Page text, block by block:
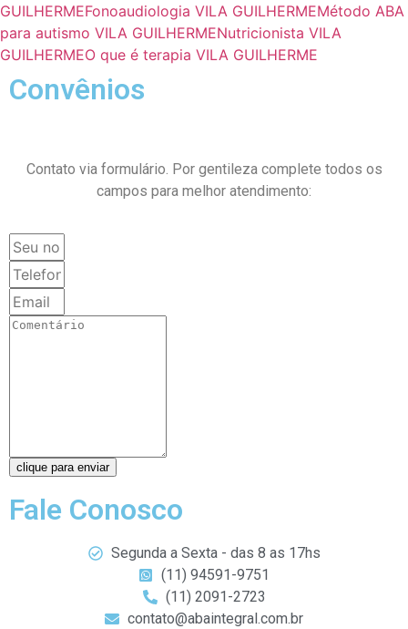
GUILHERMEFonoaudiologia VILA GUILHERMEMétodo ABA
para autismo VILA GUILHERMENutricionista VILA
GUILHERMEO que é terapia VILA GUILHERME
Convênios
Contato via formulário. Por gentileza complete todos os
campos para melhor atendimento:
clique para enviar
Fale Conosco
Segunda a Sexta - das 8 as 17hs
(11) 94591-9751
(11) 2091-2723
contato@abaintegral.com.br